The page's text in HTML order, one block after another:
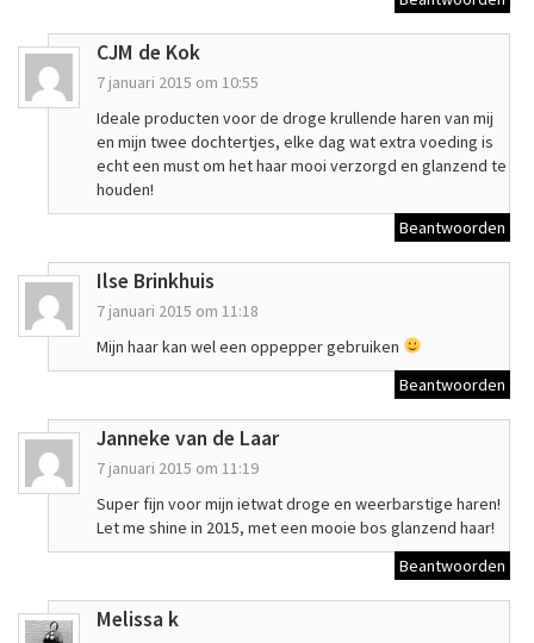
CJM de Kok
7 januari 2015 om 10:55
Ideale producten voor de droge krullende haren van mij
en mijn twee dochtertjes, elke dag wat extra voeding is
echt een must om het haar mooi verzorgd en glanzend te
houden!
Beantwoorden
Ilse Brinkhuis
7 januari 2015 om 11:18
Mijn haar kan wel een oppepper gebruiken
Beantwoorden
Janneke van de Laar
7 januari 2015 om 11:19
Super fijn voor mijn ietwat droge en weerbarstige haren!
Let me shine in 2015, met een mooie bos glanzend haar!
Beantwoorden
Melissa k